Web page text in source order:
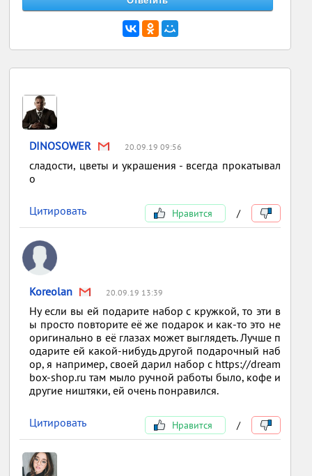
DINOSOWER 20.09.19 09:56
сладости, цветы и украшения - всегда прокатывал
о
Цитировать Нравится /
Koreolan 20.09.19 13:39
Ну если вы ей подарите набор с кружкой, то эти в
ы просто повторите её же подарок и как-то это не
оригинально в её глазах может выглядеть. Лучше п
одарите ей какой-нибудь другой подарочный наб
ор, я например, своей дарил набор с https://dream
box-shop.ru там мыло ручной работы было, кофе и
другие ништяки, ей очень понравился.
Цитировать Нравится /